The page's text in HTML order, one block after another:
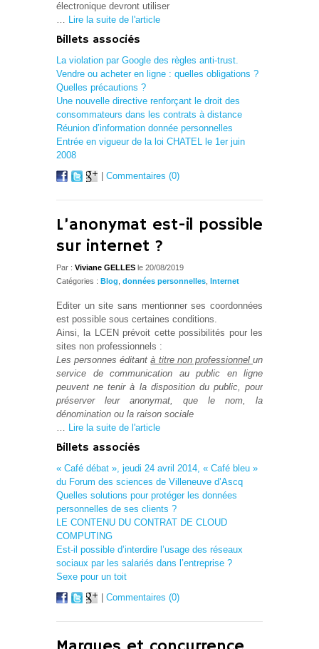
électronique devront utiliser
… Lire la suite de l'article
Billets associés
La violation par Google des règles anti-trust.
Vendre ou acheter en ligne : quelles obligations ?
Quelles précautions ?
Une nouvelle directive renforçant le droit des
consommateurs dans les contrats à distance
Réunion d’information donnée personnelles
Entrée en vigueur de la loi CHATEL le 1er juin
2008
Commentaires (0)
L’anonymat est-il possible
sur internet ?
Par : Viviane GELLES le 20/08/2019
Catégories : Blog données personnelles Internet
Editer un site sans mentionner ses coordonnées
est possible sous certaines conditions.
Ainsi, la LCEN prévoit cette possibilités pour les
sites non professionnels :
Les personnes éditantà titre non professionnelun
service de communication au public en ligne
peuvent ne tenir à la disposition du public, pour
préserver leur anonymat, que le nom, la
dénomination ou la raison sociale
… Lire la suite de l'article
Billets associés
« Café débat », jeudi 24 avril 2014, « Café bleu »
du Forum des sciences de Villeneuve d’Ascq
Quelles solutions pour protéger les données
personnelles de ses clients ?
LE CONTENU DU CONTRAT DE CLOUD
COMPUTING
Est-il possible d’interdire l’usage des réseaux
sociaux par les salariés dans l’entreprise ?
Sexe pour un toit
Commentaires (0)